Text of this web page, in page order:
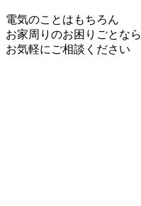
電気のことはもちろん
お家周りのお困りごとなら
お気軽にご相談ください